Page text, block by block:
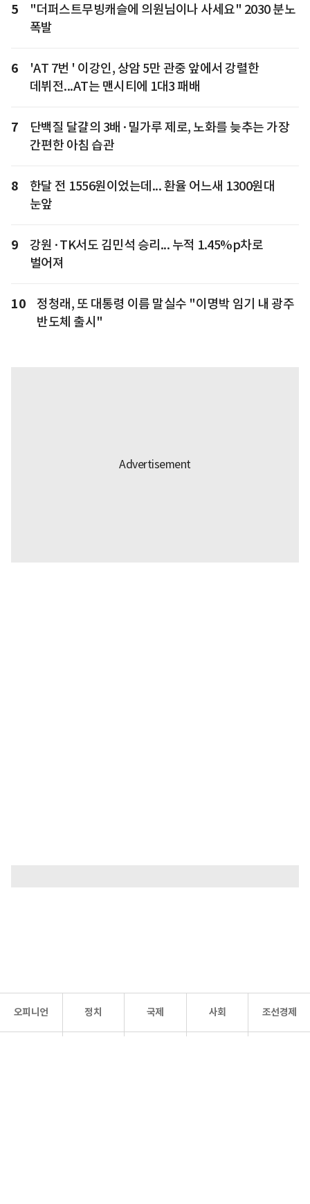
5
"더퍼스트무빙캐슬에 의원님이나 사세요" 2030 분노
폭발
6
'AT 7번 ' 이강인, 상암 5만 관중 앞에서 강렬한
데뷔전...AT는 맨시티에 1대3 패배
7
단백질 달걀의 3배·밀가루 제로, 노화를 늦추는 가장
간편한 아침 습관
8
한달 전 1556원이었는데... 환율 어느새 1300원대
눈앞
9
강원·TK서도 김민석 승리... 누적 1.45%p차로
벌어져
10
정청래, 또 대통령 이름 말실수 "이명박 임기 내 광주
반도체 출시"
오피니언 정치 국제 사회 조선경제